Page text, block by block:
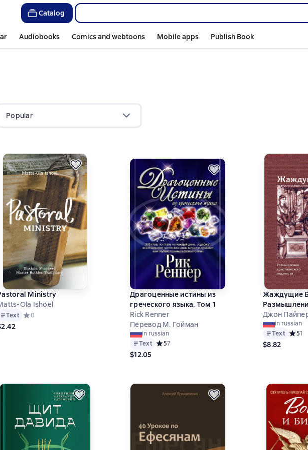
Catalog
Audiobooks Comics and webtoons Mobile apps Publish Book
Popular
Ministry
Ola Ishoel
Text Средний рейтинг 0 на основе 0 оценок
0
Драгоценные истины из
греческого языка. Том 1
Rick Renner
Перевод М. Гойман
in russian
Text Средний рейтинг 5 на основе 7 оценок
57
$12.05
Жаждущие
Джон
in russian
Text
51
$8.82